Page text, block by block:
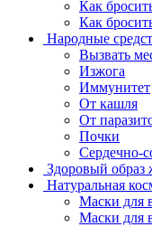
Как
Как
Народные
Вызвать
Изжога
Иммунитет
От кашля
От
Почки
Сердечно-
Здоровый образ
Натуральная
Маски для
Маски для